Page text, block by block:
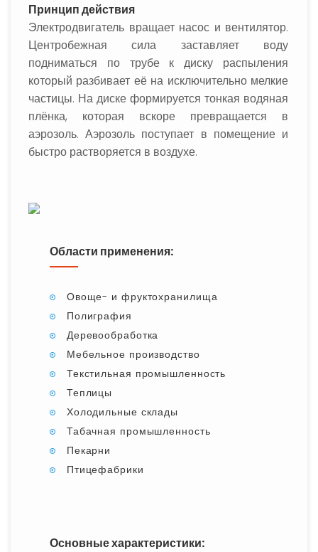
Принцип действия
Электродвигатель вращает насос и вентилятор.
Центробежная сила заставляет воду
подниматься по трубе к диску распыления
который разбивает её на исключительно мелкие
частицы. На диске формируется тонкая водяная
плёнка, которая вскоре превращается в
аэрозоль. Аэрозоль поступает в помещение и
быстро растворяется в воздухе.
Области применения:
Овоще- и фруктохранилища
Полиграфия
Деревообработка
Мебельное производство
Текстильная промышленность
Теплицы
Холодильные склады
Табачная промышленность
Пекарни
Птицефабрики
Основные характеристики: